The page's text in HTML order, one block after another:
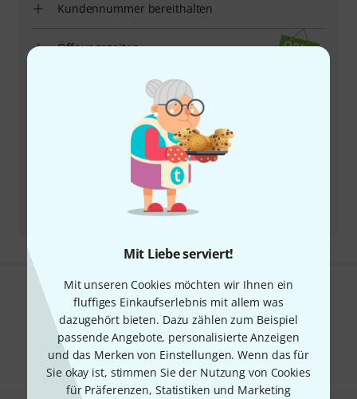
Mit Liebe serviert!
Mit unseren Cookies möchten wir Ihnen ein
fluffiges Einkaufserlebnis mit allem was
dazugehört bieten. Dazu zählen zum Beispiel
passende Angebote, personalisierte Anzeigen
und das Merken von Einstellungen. Wenn das für
Sie okay ist, stimmen Sie der Nutzung von Cookies
für Präferenzen, Statistiken und Marketing
Kundennummer bereithalten
Öffnungszeiten
Rückruf vereinbaren
Mehr Kontaktoptionen
Produkt zurücksenden
Alle Ansprechpartner
Gefällt Ihnen, was Sie sehen?
Teilen Hilfe & Feedback